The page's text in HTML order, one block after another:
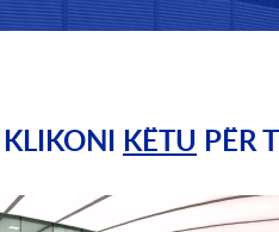
KLIKONI KËTU PËR